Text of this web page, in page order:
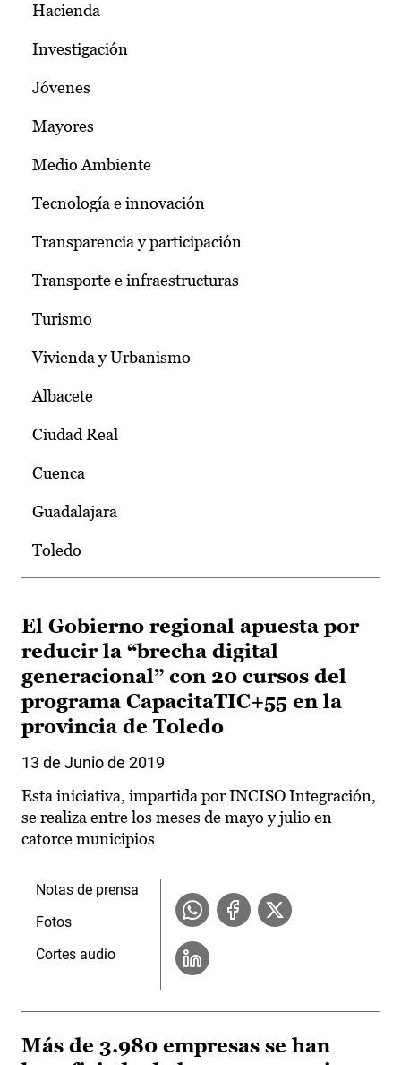
Hacienda
Investigación
Jóvenes
Mayores
Medio Ambiente
Tecnología e innovación
Transparencia y participación
Transporte e infraestructuras
Turismo
Vivienda y Urbanismo
Albacete
Ciudad Real
Cuenca
Guadalajara
Toledo
El Gobierno regional apuesta por
reducir la “brecha digital
generacional” con 20 cursos del
programa CapacitaTIC+55 en la
provincia de Toledo
13 de Junio de 2019
Esta iniciativa, impartida por INCISO Integración,
se realiza entre los meses de mayo y julio en
catorce municipios
Notas de prensa
Fotos
Cortes audio
Más de 3.980 empresas se han